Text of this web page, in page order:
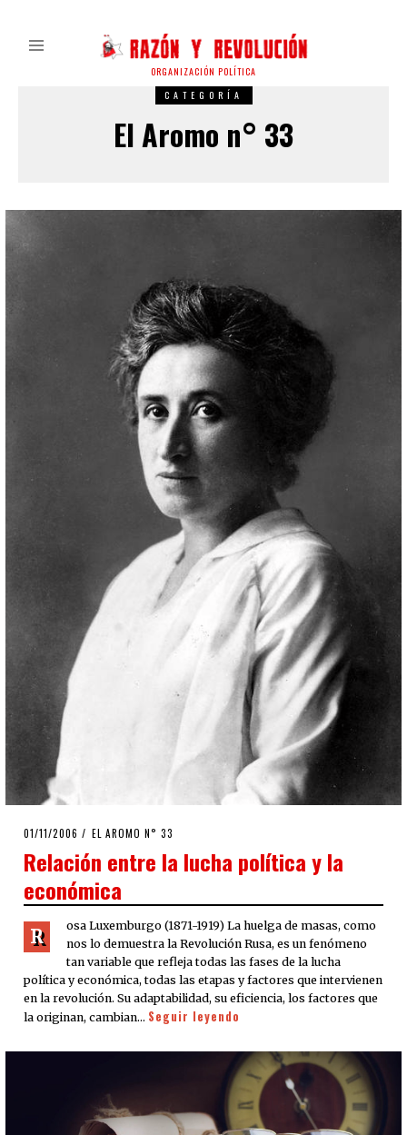
ORGANIZACIÓN POLÍTICA
CATEGORÍA
El Aromo n° 33
POSTED
01/11/2006 23/03/2020
EL AROMO N° 33
Relación entre la lucha política y la
económica
R
osa Luxemburgo (1871-1919) La huelga de masas, como
nos lo demuestra la Revolución Rusa, es un fenómeno
tan variable que refleja todas las fases de la lucha
política y económica, todas las etapas y factores que intervienen
en la revolución. Su adaptabilidad, su eficiencia, los factores que
la originan, cambian… Seguir leyendo